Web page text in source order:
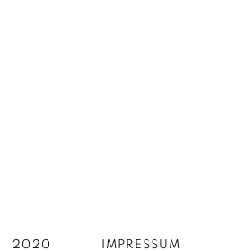
2020 IMPRESSUM